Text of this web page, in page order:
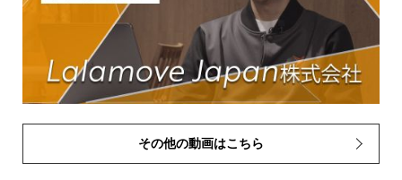
その他の動画はこちら